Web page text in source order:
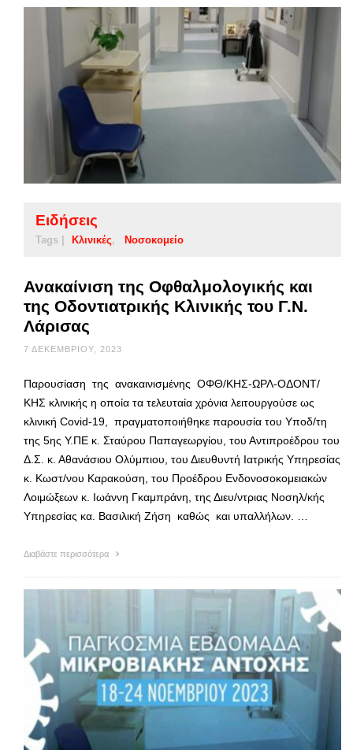
Ειδήσεις
Tags | Κλινικές Νοσοκομείο
Ανακαίνιση της Οφθαλμολογικής και
της Οδοντιατρικής Κλινικής του Γ.Ν.
Λάρισας
7 ΔΕΚΕΜΒΡΊΟΥ, 2023
Παρουσίαση της ανακαινισμένης ΟΦΘ/ΚΗΣ-ΩΡΛ-ΟΔΟΝΤ/
ΚΗΣ κλινικής η οποία τα τελευταία χρόνια λειτουργούσε ως
κλινική Covid-19, πραγματοποιήθηκε παρουσία του Υποδ/τη
της 5ης Υ.ΠΕ κ. Σταύρου Παπαγεωργίου, του Αντιπροέδρου του
Δ.Σ. κ. Αθανάσιου Ολύμπιου, του Διευθυντή Ιατρικής Υπηρεσίας
κ. Κωστ/νου Καρακούση, του Προέδρου Ενδονοσοκομειακών
Λοιμώξεων κ. Ιωάννη Γκαμπράνη, της Διευ/ντριας Νοσηλ/κής
Υπηρεσίας κα. Βασιλική Ζήση καθώς και υπαλλήλων. …
Διαβάστε περισσότερα